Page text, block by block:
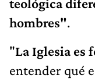
teológica
hombres".
"La Iglesia es
entender qué